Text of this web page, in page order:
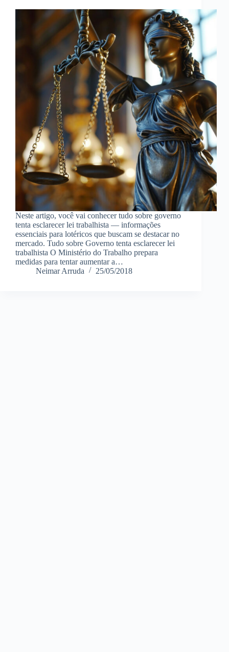
Neste artigo, você vai conhecer tudo sobre governo
tenta esclarecer lei trabalhista — informações
essenciais para lotéricos que buscam se destacar no
mercado. Tudo sobre Governo tenta esclarecer lei
trabalhista O Ministério do Trabalho prepara
medidas para tentar aumentar a…
Neimar Arruda
25/05/2018